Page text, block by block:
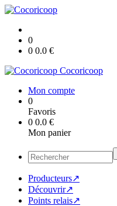
0
0 0.0 €
Cocoricoop
Mon compte
0
Favoris
0 0.0 €
Mon panier
Producteurs↗
Découvrir↗
Points relais↗